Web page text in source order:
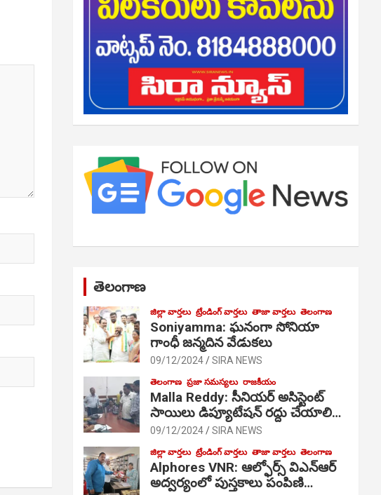
తెలంగాణ
జిల్లా వార్తలు ట్రేండింగ్ వార్తలు తాజా వార్తలు తెలంగాణ
Soniyamma: ఘ‌నంగా సోనియా
గాంధీ జ‌న్మ‌దిన వేడుక‌లు
09/12/2024 SIRA NEWS
తెలంగాణ ప్రజా సమస్యలు రాజకీయం
Malla Reddy: సీనియర్ అసిస్టెంట్
సాయిలు డిప్యూటేషన్ రద్దు చేయాలి…
09/12/2024 SIRA NEWS
జిల్లా వార్తలు ట్రేండింగ్ వార్తలు తాజా వార్తలు తెలంగాణ
Alphores VNR: ఆల్ఫోర్స్ విఎన్ఆర్
అద్వర్యంలో పుస్తకాలు పంపిణి…